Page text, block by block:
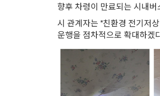
향후 차령이 만료되는 시내
시 관계자는 "친환경 전기저
운행을 점차적으로 확대하겠